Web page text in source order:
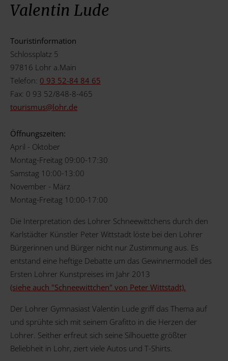
Valentin Lude
Touristinformation
Schlossplatz 5
97816 Lohr a.Main
Telefon: 0 93 52-84 84 65
Fax: 0 93 52/848-8-465
tourismus@lohr.de
Öffnungszeiten:
April - Oktober
Montag-Freitag 09:00-17:30
Samstag 10:00-13:00
November - März
Montag-Freitag 10:00-17:00
Die Interpretation des Lohrer Schneewittchens durch den
Karlstädter Künstler Peter Wittstadt löste bei den Lohrer
Bürgerinnen und Bürger nicht nur Zustimmung aus. Es
entstand eine heftige Debatte um das Gewinnermodell des
Ersten Lohrer Kunstpreises im Jahr 2013
(siehe auch "Schneewittchen" von Peter Wittstadt).
Der Lohrer Gymnasiast Valentin Lude griff das Thema auf
und sprühte sich mit seinem Grafitto in die Herzen der
Lohrer. Seither erfreut sich seine Silhouette größter
Beliebheit in Lohr, ziert viele Autos und T-Shirts.